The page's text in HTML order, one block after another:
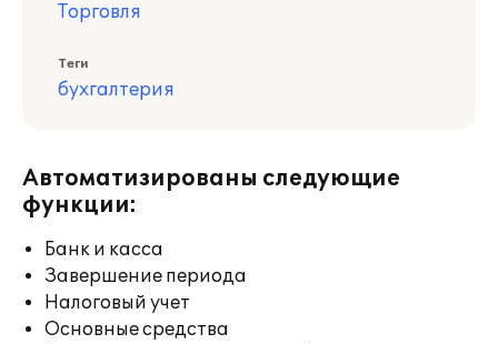
Торговля
Теги
бухгалтерия
Автоматизированы следующие
функции:
Банк и касса
Завершение периода
Налоговый учет
Основные средства